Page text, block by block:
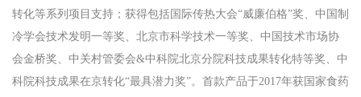
转化等系列项目支持；获得包括国际传热大会“威廉伯格”奖、中国制
冷学会技术发明一等奖、北京市科学技术一等奖、中国技术市场协
会金桥奖、中关村管委会&中科院北京分院科技成果转化特等奖、中
科院科技成果在京转化“最具潜力奖”。首款产品于2017年获国家食药